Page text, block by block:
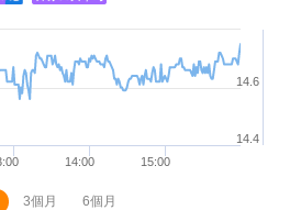
3個月 6個月